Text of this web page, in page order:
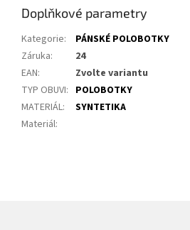
Doplňkové parametry
Kategorie:
PÁNSKÉ POLOBOTKY
Záruka:
24
EAN:
Zvolte variantu
TYP OBUVI: POLOBOTKY
MATERIÁL:
SYNTETIKA
Materiál: